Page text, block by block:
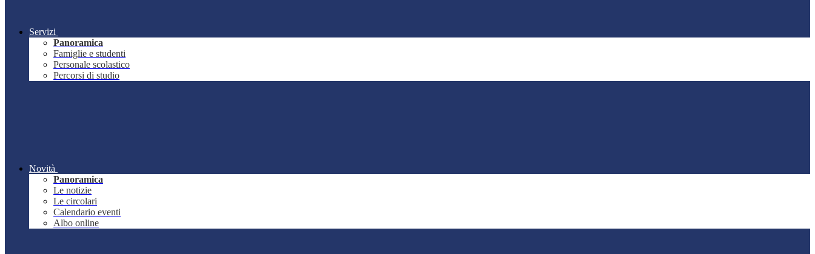
Servizi
Panoramica
Famiglie e studenti
Personale scolastico
Percorsi di studio
Novità
Panoramica
Le notizie
Le circolari
Calendario eventi
Albo online